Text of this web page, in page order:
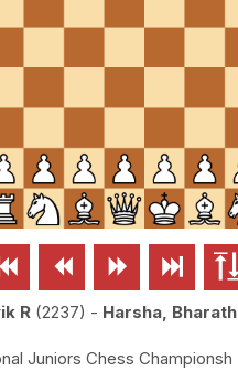
   
R 2237 - Harsha,
Juniors Chess Championsh